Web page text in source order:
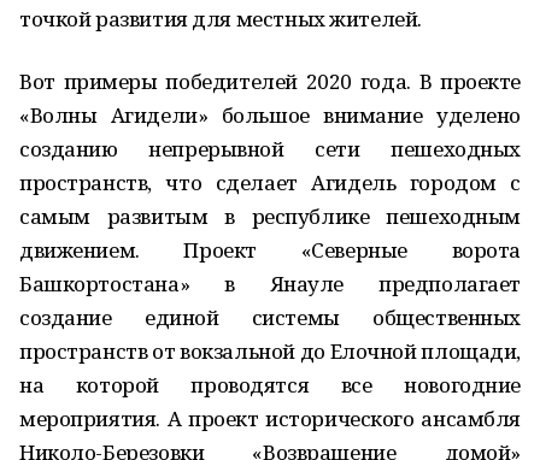
точкой развития для местных жителей.
Вот примеры победителей 2020 года. В проекте
«Волны Агидели» большое внимание уделено
созданию непрерывной сети пешеходных
пространств, что сделает Агидель городом с
самым развитым в республике пешеходным
движением. Проект «Северные ворота
Башкортостана» в Янауле предполагает
создание единой системы общественных
пространств от вокзальной до Елочной площади,
на которой проводятся все новогодние
мероприятия. А проект исторического ансамбля
Николо-Березовки «Возвращение домой»